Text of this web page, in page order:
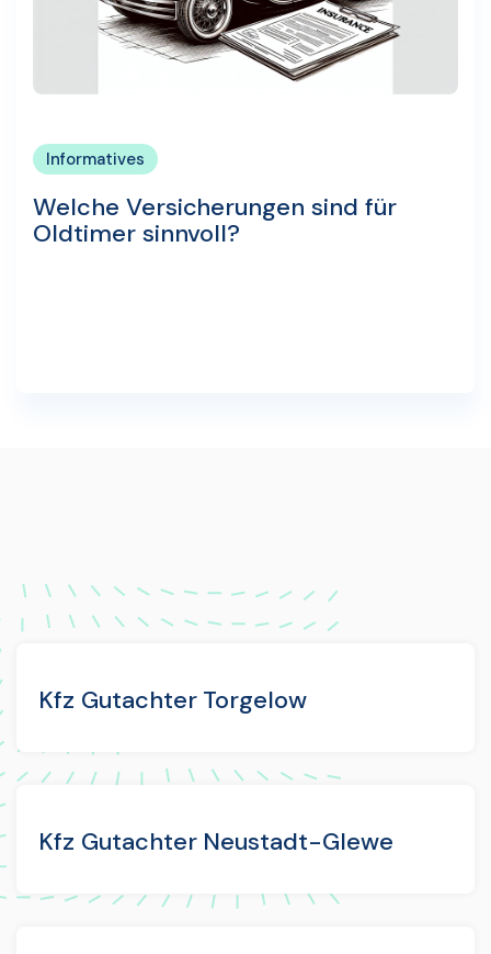
Informatives
Welche Versicherungen sind für
Oldtimer sinnvoll?
Kfz Gutachter Torgelow
Kfz Gutachter Neustadt-Glewe